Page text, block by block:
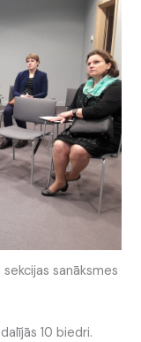
sanāksmes
10 biedri.